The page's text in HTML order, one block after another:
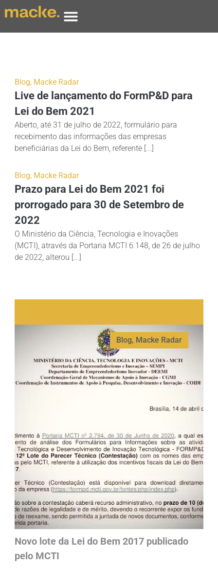
Blog, Macke Radar
Live de lançamento do FormP&D para
Lei do Bem 2021
Aberto, até 31 de julho de 2022, formulário para
recebimento das informações das empresas
beneficiárias da Lei do Bem, referente [...]
Blog, Macke Radar
Prazo para Lei do Bem 2021 foi
prorrogado para 30 de Setembro de
2022
O Ministério da Ciência, Tecnologia e Inovações
(MCTI), através da Portaria MCTI 6.148, de 26 de julho
de 2022, alterou [...]
Blog, Macke Radar
Novo lote da Lei do Bem 2017 publicado
pelo MCTI